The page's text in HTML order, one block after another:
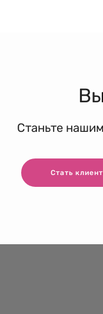
Станьте
Стать